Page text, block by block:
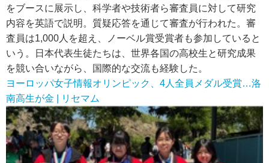
をブースに展示し、科学者や技術者ら審査員に対して研究
内容を英語で説明。質疑応答を通じて審査が行われた。審
査員は1,000人を超え、ノーベル賞受賞者も参加していると
いう。日本代表生徒たちは、世界各国の高校生と研究成果
を競い合いながら、国際的な交流も経験した。
ヨーロッパ女子情報オリンピック、4人全員メダル受賞…洛
南高生が金 | リセマム